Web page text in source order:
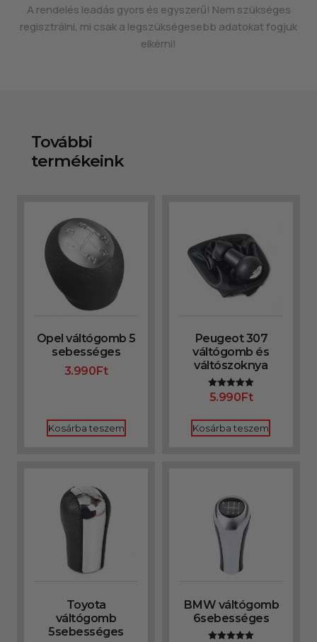
A rendelés leadás gyors és egyszerű! Nem szükséges
regisztrálni, mi csak a legszükségesebb adatokat fogjuk
elkérni!
További
termékeink
Opel váltógomb 5
sebességes
3.990Ft
Kosárba teszem
Peugeot 307
váltógomb és
váltószoknya
Értékelés:
5.00
5.990Ft
Kosárba teszem
Toyota
váltógomb
5sebességes
BMW váltógomb
6sebességes